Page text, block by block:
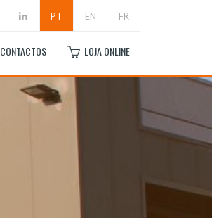
PT EN FR
CONTACTOS LOJA ONLINE